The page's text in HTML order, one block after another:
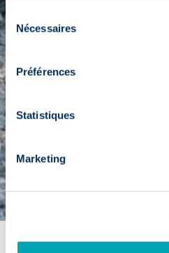
Sélection
du
consentement
Nécessaires
Préférences
Statistiques
Marketing